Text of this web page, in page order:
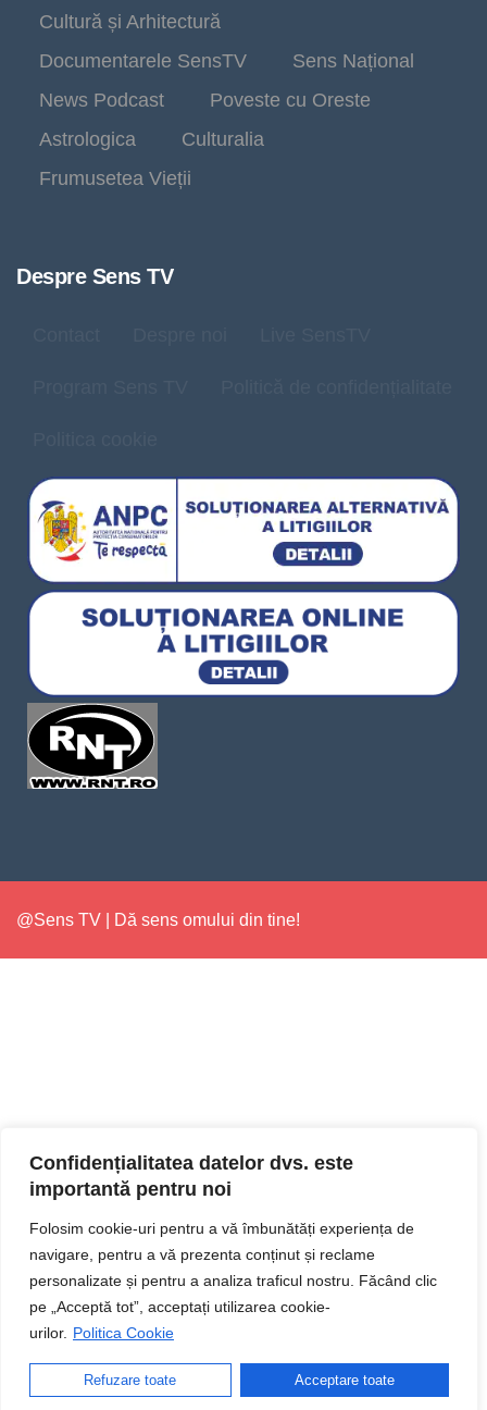
Confidențialitatea datelor dvs. este
importantă pentru noi
Folosim cookie-uri pentru a vă îmbunătăți experiența de
navigare, pentru a vă prezenta conținut și reclame
personalizate și pentru a analiza traficul nostru. Făcând clic
pe „Acceptă tot”, acceptați utilizarea cookie-
urilor. Politica Cookie
Refuzare toate Acceptare toate
Cultură și Arhitectură
Documentarele SensTV
Sens Național
News Podcast
Poveste cu Oreste
Astrologica
Culturalia
Frumusetea Vieții
Despre Sens TV
@Sens TV | Dă sens omului din tine!